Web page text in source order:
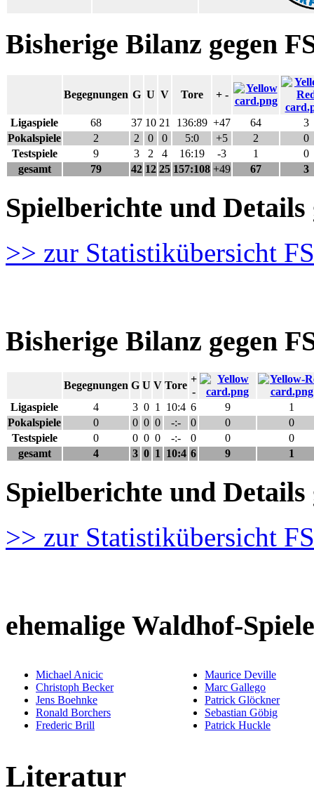
Bisherige Bilanz gegen
Begegnungen G U V Tore + -
Ligaspiele 68 37 10 21 136:89 +47 64
3
Pokalspiele
2 2 0 0 5:0 +5 2
0
Testspiele
9 3 2 4 16:19 -3 1
0
gesamt
79 42 12 25 157:108 +49 67 3
Spielberichte und
>> zur Statistikübersicht
Bisherige Bilanz gegen
Begegnungen G U V Tore
+
-
Ligaspiele
4 3 0 1 10:4 6 9
1
Pokalspiele
0 0 0 0 -:- 0 0
0
Testspiele
0 0 0 0 -:- 0 0
0
gesamt
4 3 0 1 10:4 6 9 1
Spielberichte und
>> zur Statistikübersicht
ehemalige Waldhof-
Michael Anicic
Christoph Becker
Jens Boehnke
Ronald Borchers
Frederic Brill
Maurice Deville
Marc Gallego
Patrick Glöckner
Sebastian Göbig
Patrick Huckle
Literatur